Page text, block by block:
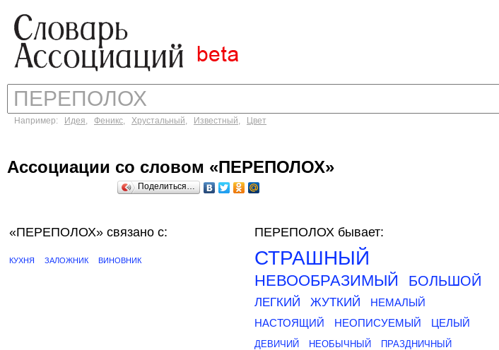
Например: Идея, Феникс, Хрустальный, Известный, Цвет
Ассоциации со словом «ПЕРЕПОЛОХ»
Поделиться…
«ПЕРЕПОЛОХ» связано с:
КУХНЯ ЗАЛОЖНИК ВИНОВНИК
ПЕРЕПОЛОХ бывает:
СТРАШНЫЙ
НЕВООБРАЗИМЫЙ БОЛЬШОЙ
ЛЕГКИЙ ЖУТКИЙ
НЕМАЛЫЙ
НАСТОЯЩИЙ
НЕОПИСУЕМЫЙ ЦЕЛЫЙ
ДЕВИЧИЙ НЕОБЫЧНЫЙ
ПРАЗДНИЧНЫЙ